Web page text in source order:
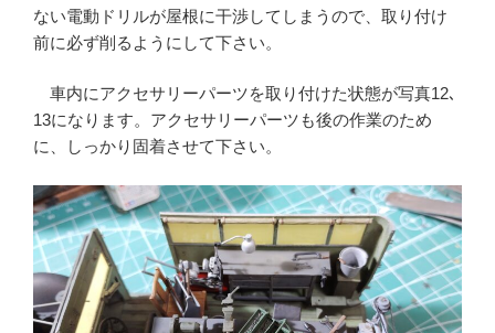
ない電動ドリルが屋根に干渉してしまうので、取り付け
前に必ず削るようにして下さい。
車内にアクセサリーパーツを取り付けた状態が写真12､
13になります。アクセサリーパーツも後の作業のため
に、しっかり固着させて下さい。